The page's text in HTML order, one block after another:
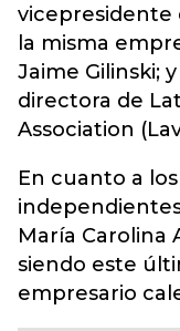
vicepresidente
la misma
Jaime Gilinski;
directora de
Association
En cuanto a
María Carolina
siendo este
empresario